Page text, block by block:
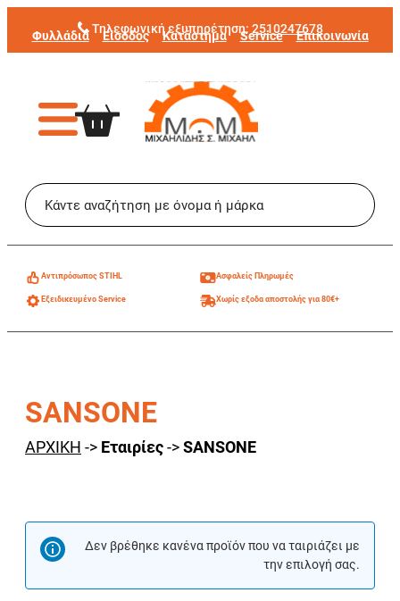
Μετάβαση
στο
Τηλεφωνική εξυπηρέτηση: 2510247678
Φυλλάδια Είσοδος Κατάστημα Service Επικοινωνία
Aντιπρόσωπος STIHL Ασφαλείς Πληρωμές
Εξειδικευμένο Service Χωρίς εξοδα αποστολής για 80€+
SANSONE
ΑΡΧΙΚΗ -> Εταιρίες->SANSONE
Δεν βρέθηκε κανένα προϊόν που να ταιριάζει με
την επιλογή σας.